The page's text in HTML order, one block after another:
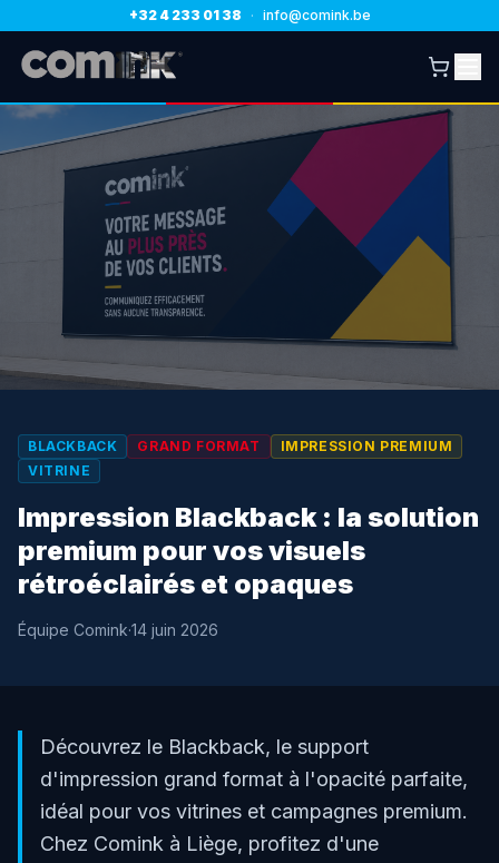
+32 4 233 01 38 · info@comink.be
BLACKBACK GRAND FORMAT
IMPRESSION PREMIUM
VITRINE
Impression Blackback : la solution
premium pour vos visuels
rétroéclairés et opaques
Équipe Comink·14 juin 2026
Découvrez le Blackback, le support
d'impression grand format à l'opacité parfaite,
idéal pour vos vitrines et campagnes premium.
Chez Comink à Liège, profitez d'une